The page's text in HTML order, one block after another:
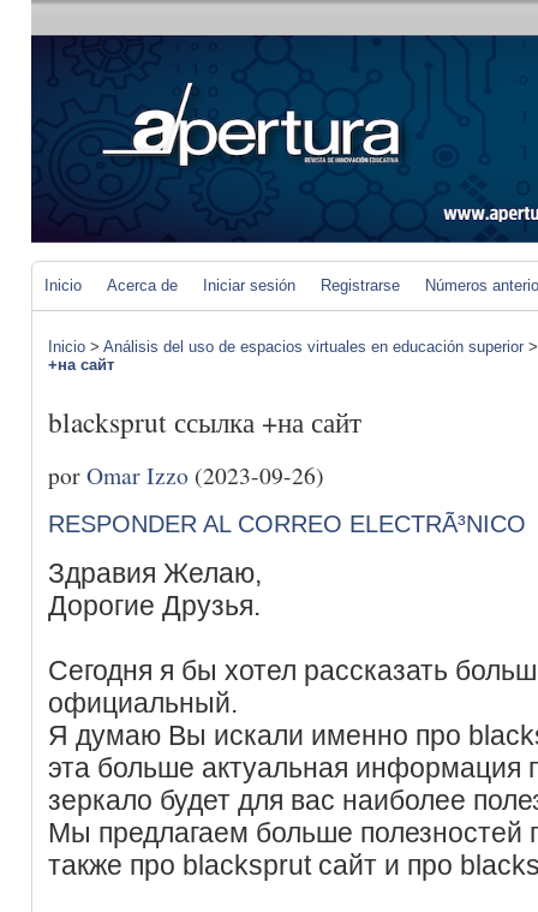
Inicio Acerca de Iniciar sesión Registrarse Números
Inicio > Análisis del uso de espacios virtuales en educación superior
+на сайт
blacksprut ссылка +на сайт
porOmar Izzo (2023-09-26)
RESPONDER AL CORREO ELECTRÃ³NICO
Здравия Желаю,
Дорогие Друзья.
Сегодня я бы хотел рассказать
официальный.
Я думаю Вы искали именно про
эта больше актуальная информация
зеркало будет для вас наиболее
Мы предлагаем больше полезностей
также про blacksprut сайт и про